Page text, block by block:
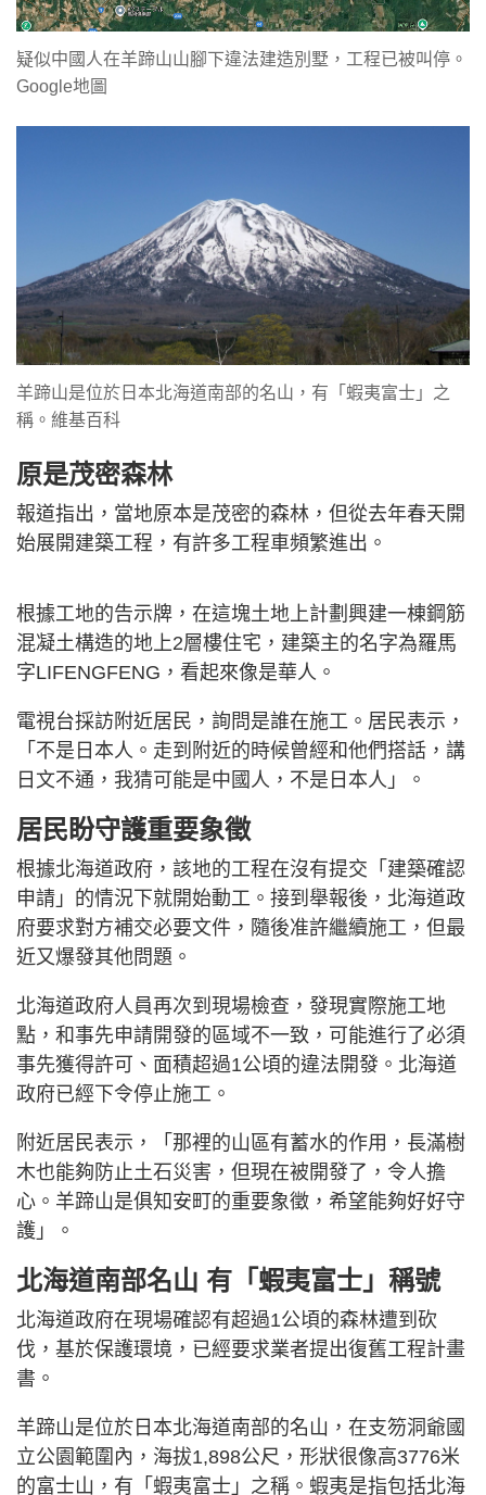
疑似中國人在羊蹄山山腳下違法建造別墅，工程已被叫停。
Google地圖
羊蹄山是位於日本北海道南部的名山，有「蝦夷富士」之
稱。維基百科
原是茂密森林
報道指出，當地原本是茂密的森林，但從去年春天開
始展開建築工程，有許多工程車頻繁進出。
根據工地的告示牌，在這塊土地上計劃興建一棟鋼筋
混凝土構造的地上2層樓住宅，建築主的名字為羅馬
字LIFENGFENG，看起來像是華人。
電視台採訪附近居民，詢問是誰在施工。居民表示，
「不是日本人。走到附近的時候曾經和他們搭話，講
日文不通，我猜可能是中國人，不是日本人」。
居民盼守護重要象徵
根據北海道政府，該地的工程在沒有提交「建築確認
申請」的情況下就開始動工。接到舉報後，北海道政
府要求對方補交必要文件，隨後准許繼續施工，但最
近又爆發其他問題。
北海道政府人員再次到現場檢查，發現實際施工地
點，和事先申請開發的區域不一致，可能進行了必須
事先獲得許可、面積超過1公頃的違法開發。北海道
政府已經下令停止施工。
附近居民表示，「那裡的山區有蓄水的作用，長滿樹
木也能夠防止土石災害，但現在被開發了，令人擔
心。羊蹄山是俱知安町的重要象徵，希望能夠好好守
護」。
北海道南部名山 有「蝦夷富士」稱號
北海道政府在現場確認有超過1公頃的森林遭到砍
伐，基於保護環境，已經要求業者提出復舊工程計畫
書。
羊蹄山是位於日本北海道南部的名山，在支笏洞爺國
立公園範圍內，海拔1,898公尺，形狀很像高3776米
的富士山，有「蝦夷富士」之稱。蝦夷是指包括北海